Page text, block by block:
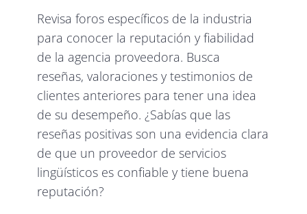
Revisa foros específicos de la industria
para conocer la reputación y fiabilidad
de la agencia proveedora. Busca
reseñas, valoraciones y testimonios de
clientes anteriores para tener una idea
de su desempeño. ¿Sabías que las
reseñas positivas son una evidencia clara
de que un proveedor de servicios
lingüísticos es confiable y tiene buena
reputación?